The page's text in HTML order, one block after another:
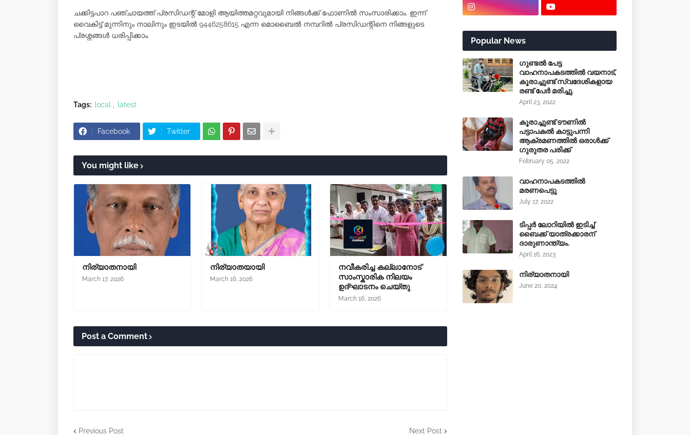
ചക്കിട്ടപാറ പഞ്ചായത്ത് പ്രസിഡന്റ് മോളി ആയിത്തമറ്റവുമായി നിങ്ങൾക്ക് ഫോണിൽ സംസാരിക്കാം. ഇന്ന്
വൈകിട്ട് മുന്നിനും നാലിനും ഇടയിൽ 9446258615 എന്ന മൊബൈൽ നമ്പറിൽ പ്രസിഡന്റിനെ നിങ്ങളുടെ
പ്രശ്നങ്ങൾ ധരിപ്പിക്കാം.
Tags: local latest
Facebook Twitter
You might like
നിര്യാതനായി
March 17, 2026
നിര്യാതയായി
March 16, 2026
നവീകരിച്ച കല്ലാനോട്‌
സാംസ്കാരിക നിലയം
ഉദ്ഘാടനം ചെയ്തു
March 16, 2026
Post a Comment
Previous Post Next Post
Popular News
ഗുണ്ടൽ പേട്ട
വാഹനാപകടത്തിൽ വയനാട്,
കൂരാച്ചുണ്ട് സ്വദേശികളായ
രണ്ട് പേർ മരിച്ചു.
April 23, 2022
കൂരാച്ചുണ്ട് ടൗണിൽ
പട്ടാപകൽ കാട്ടുപന്നി
ആക്രമണത്തിൽ ഒരാൾക്ക്
ഗുരുതര പരിക്ക്
February 05, 2022
വാഹനാപകടത്തിൽ
മരണപെട്ടു
July 17, 2022
ടിപ്പർ ലോറിയിൽ ഇടിച്ച്
ബൈക്ക് യാത്രക്കാരന്
ദാരുണാന്ത്യം.
April 16, 2023
നിര്യാതനായി
June 20, 2024